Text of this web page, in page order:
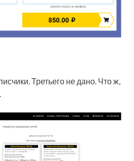
Третьего не дано. Что ж,